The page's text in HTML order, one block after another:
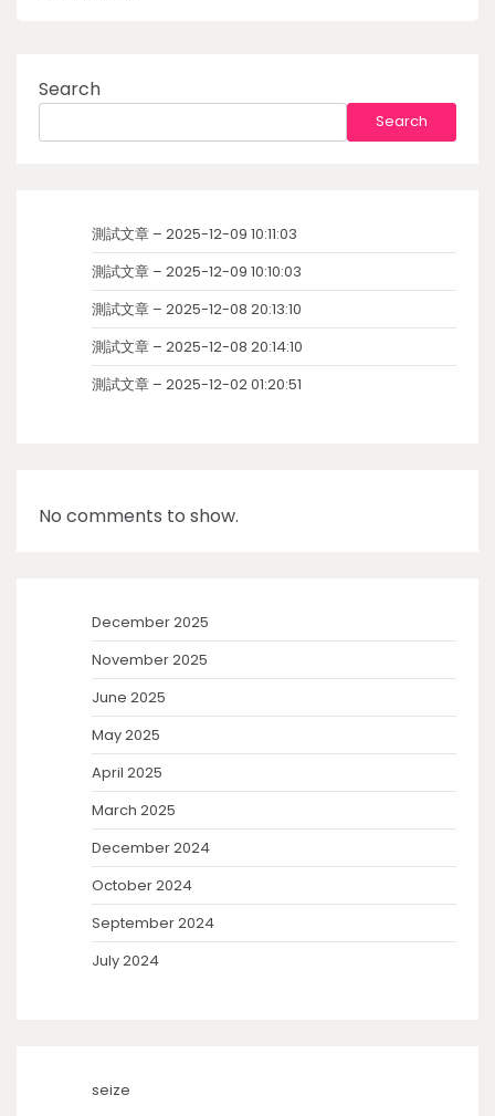
Search
Search
測試文章 – 2025-12-09 10:11:03
測試文章 – 2025-12-09 10:10:03
測試文章 – 2025-12-08 20:13:10
測試文章 – 2025-12-08 20:14:10
測試文章 – 2025-12-02 01:20:51
No comments to show.
December 2025
November 2025
June 2025
May 2025
April 2025
March 2025
December 2024
October 2024
September 2024
July 2024
seize